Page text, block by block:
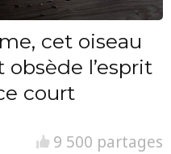
cet oiseau
l’esprit
court
9 500 partages